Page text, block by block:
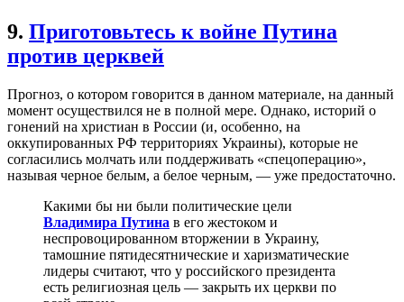
9. Приготовьтесь к войне Путина
против церквей
Прогноз, о котором говорится в данном материале, на данный
момент осуществился не в полной мере. Однако, историй о
гонений на христиан в России (и, особенно, на
оккупированных РФ территориях Украины), которые не
согласились молчать или поддерживать «спецоперацию»,
называя черное белым, а белое черным, — уже предостаточно.
Какими бы ни были политические цели
Владимира Путина в его жестоком и
неспровоцированном вторжении в Украину,
тамошние пятидесятнические и харизматические
лидеры считают, что у российского президента
есть религиозная цель — закрыть их церкви по